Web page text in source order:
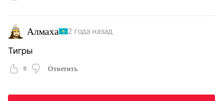
Алмаха 2 года назад
Тигры
0 Ответить